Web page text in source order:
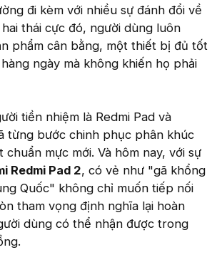
đi kèm với nhiều sự đánh đổi về
thái cực đó, người dùng luôn
phẩm cân bằng, một thiết bị đủ tốt
ngày mà không khiến họ phải
tiền nhiệm là Redmi Pad và
từng bước chinh phục phân khúc
chuẩn mực mới. Và hôm nay, với sự
Redmi Pad 2, có vẻ như "gã khổng
Quốc" không chỉ muốn tiếp nối
tham vọng định nghĩa lại hoàn
dùng có thể nhận được trong